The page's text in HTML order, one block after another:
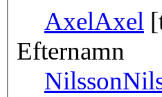
AxelAxel
Efternamn
Nilsson